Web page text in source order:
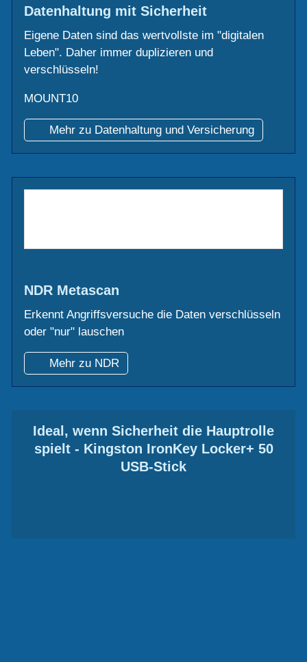
Datenhaltung mit Sicherheit
Eigene Daten sind das wertvollste im "digitalen
Leben". Daher immer duplizieren und
verschlüsseln!
MOUNT10
Mehr zu Datenhaltung und Versicherung
NDR Metascan
Erkennt Angriffsversuche die Daten verschlüsseln
oder "nur" lauschen
Mehr zu NDR
Ideal, wenn Sicherheit die Hauptrolle
spielt - Kingston IronKey Locker+ 50
USB-Stick